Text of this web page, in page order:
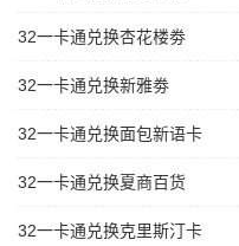
32一卡通兑换杏花楼劵
32一卡通兑换新雅劵
32一卡通兑换面包新语卡
32一卡通兑换夏商百货
32一卡通兑换克里斯汀卡